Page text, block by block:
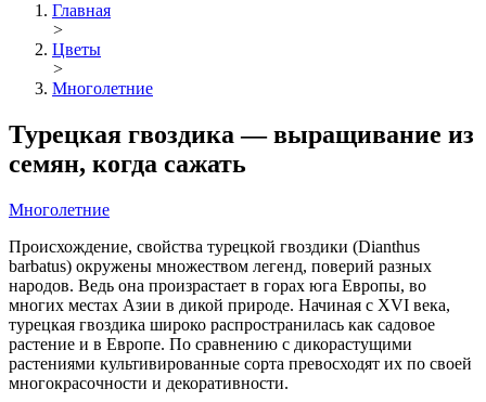
Главная
>
Цветы
>
Многолетние
Турецкая гвоздика — выращивание из
семян, когда сажать
Многолетние
Происхождение, свойства турецкой гвоздики (Dianthus
barbatus) окружены множеством легенд, поверий разных
народов. Ведь она произрастает в горах юга Европы, во
многих местах Азии в дикой природе. Начиная с XVI века,
турецкая гвоздика широко распространилась как садовое
растение и в Европе. По сравнению с дикорастущими
растениями культивированные сорта превосходят их по своей
многокрасочности и декоративности.